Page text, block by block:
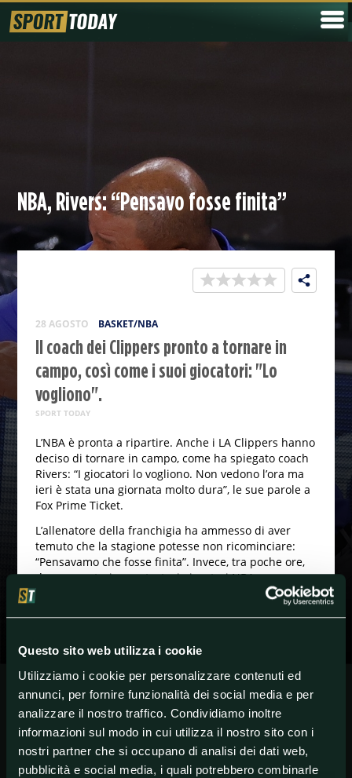
Questo sito web utilizza i cookie
Utilizziamo i cookie per personalizzare contenuti ed
annunci, per fornire funzionalità dei social media e per
analizzare il nostro traffico. Condividiamo inoltre
informazioni sul modo in cui utilizza il nostro sito con i
nostri partner che si occupano di analisi dei dati web,
pubblicità e social media, i quali potrebbero combinarle
NBA, Rivers: “Pensavo fosse finita”
28 AGOSTO BASKET/NBA
Il coach dei Clippers pronto a tornare in
campo, così come i suoi giocatori: "Lo
vogliono".
SPORT TODAY
L’NBA è pronta a ripartire. Anche i LA Clippers hanno
deciso di tornare in campo, come ha spiegato coach
Rivers: “I giocatori lo vogliono. Non vedono l’ora ma
ieri è stata una giornata molto dura”, le sue parole a
Fox Prime Ticket.
L’allenatore della franchigia ha ammesso di aver
temuto che la stagione potesse non ricominciare:
“Pensavamo che fosse finita”. Invece, tra poche ore,
dopo una storica protesta, i giocatori NBA
rimetteranno piede in campo.
#Basket #DocRivers #NBA